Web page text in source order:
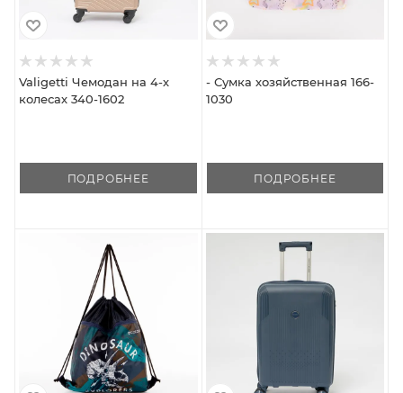
Valigetti Чемодан на 4-х
колесах 340-1602
ПОДРОБНЕЕ
- Сумка хозяйственная 166-
1030
ПОДРОБНЕЕ